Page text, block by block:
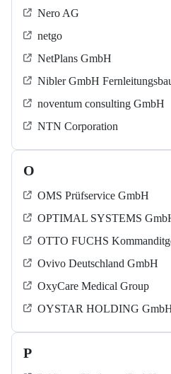
Nero AG
netgo
NetPlans GmbH
Nibler GmbH
noventum consulting GmbH
NTN Corporation
O
OMS Prüfservice GmbH
OPTIMAL SYSTEMS
OTTO FUCHS
Ovivo Deutschland GmbH
OxyCare Medical Group
OYSTAR HOLDING
P